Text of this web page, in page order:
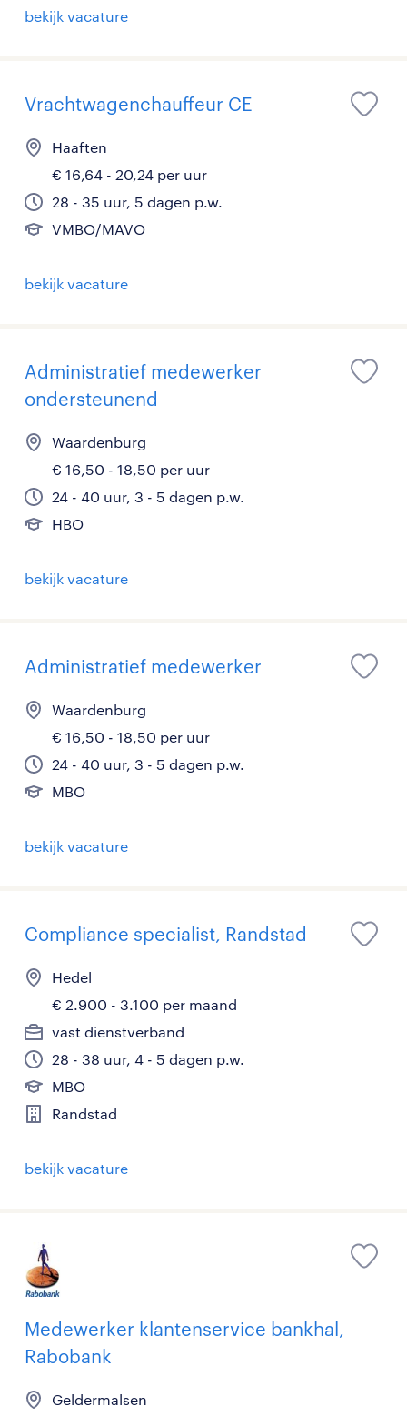
bekijk vacature
Vrachtwagenchauffeur CE
Haaften
€ 16,64 - 20,24 per uur
28 - 35 uur, 5 dagen p.w.
VMBO/MAVO
bekijk vacature
Administratief medewerker
ondersteunend
Waardenburg
€ 16,50 - 18,50 per uur
24 - 40 uur, 3 - 5 dagen p.w.
HBO
bekijk vacature
Administratief medewerker
Waardenburg
€ 16,50 - 18,50 per uur
24 - 40 uur, 3 - 5 dagen p.w.
MBO
bekijk vacature
Compliance specialist, Randstad
Hedel
€ 2.900 - 3.100 per maand
vast dienstverband
28 - 38 uur, 4 - 5 dagen p.w.
MBO
Randstad
bekijk vacature
Medewerker klantenservice bankhal,
Rabobank
Geldermalsen